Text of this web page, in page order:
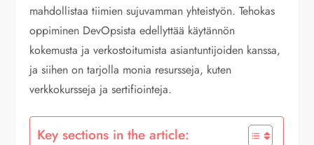
mahdollistaa tiimien sujuvamman yhteistyön. Tehokas
oppiminen DevOpsista edellyttää käytännön
kokemusta ja verkostoitumista asiantuntijoiden kanssa,
ja siihen on tarjolla monia resursseja, kuten
verkkokursseja ja sertifiointeja.
Key sections in the article: